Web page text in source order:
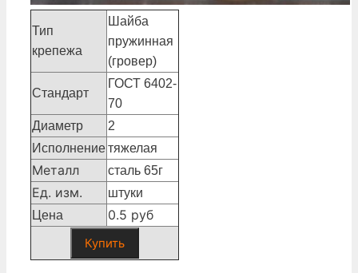
Тип
крепежа
Шайба
пружинная
(гровер)
Стандарт
ГОСТ 6402-
70
Диаметр
2
Исполнениетяжелая
Металл сталь 65г
Ед. изм.
штуки
Цена
0.5 руб
Купить